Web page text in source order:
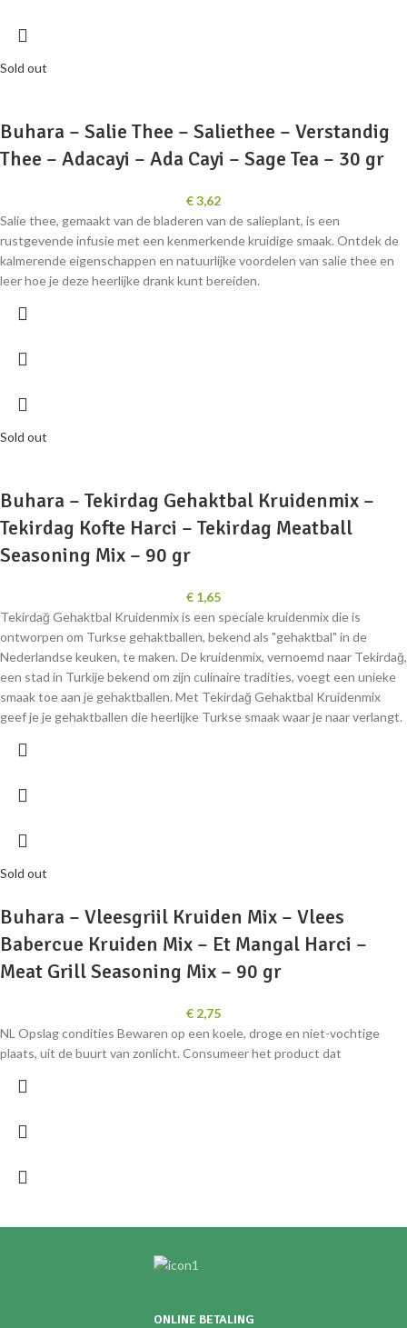
Sold out
Buhara – Salie Thee – Saliethee – Verstandig
Thee – Adacayi – Ada Cayi – Sage Tea – 30 gr
€3,62
Salie thee, gemaakt van de bladeren van de salieplant, is een
rustgevende infusie met een kenmerkende kruidige smaak. Ontdek de
kalmerende eigenschappen en natuurlijke voordelen van salie thee en
leer hoe je deze heerlijke drank kunt bereiden.
Sold out
Buhara – Tekirdag Gehaktbal Kruidenmix –
Tekirdag Kofte Harci – Tekirdag Meatball
Seasoning Mix – 90 gr
€ 1,65
Tekirdağ Gehaktbal Kruidenmix is een speciale kruidenmix die is
ontworpen om Turkse gehaktballen, bekend als "gehaktbal" in de
Nederlandse keuken, te maken. De kruidenmix, vernoemd naar Tekirdağ,
een stad in Turkije bekend om zijn culinaire tradities, voegt een unieke
smaak toe aan je gehaktballen. Met Tekirdağ Gehaktbal Kruidenmix
geef je je gehaktballen die heerlijke Turkse smaak waar je naar verlangt.
Sold out
Buhara – Vleesgriil Kruiden Mix – Vlees
Babercue Kruiden Mix – Et Mangal Harci –
Meat Grill Seasoning Mix – 90 gr
€ 2,75
NL Opslag condities Bewaren op een koele, droge en niet-vochtige
plaats, uit de buurt van zonlicht. Consumeer het product dat
ONLINE BETALING